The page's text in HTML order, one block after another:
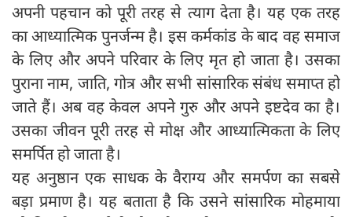
अपनी पहचान को पूरी तरह से त्याग देता है। यह एक तरह
का आध्यात्मिक पुनर्जन्म है। इस कर्मकांड के बाद वह समाज
के लिए और अपने परिवार के लिए मृत हो जाता है। उसका
पुराना नाम, जाति, गोत्र और सभी सांसारिक संबंध समाप्त हो
जाते हैं। अब वह केवल अपने गुरु और अपने इष्टदेव का है।
उसका जीवन पूरी तरह से मोक्ष और आध्यात्मिकता के लिए
समर्पित हो जाता है।
यह अनुष्ठान एक साधक के वैराग्य और समर्पण का सबसे
बड़ा प्रमाण है। यह बताता है कि उसने सांसारिक मोहमाया